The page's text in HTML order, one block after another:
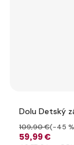
Dolu Detský
59,99 €
109,90 €(-45